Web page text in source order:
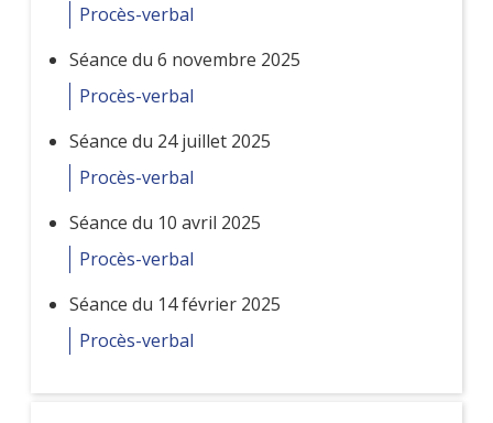
Procès-verbal
Séance du 6 novembre 2025
Procès-verbal
Séance du 24 juillet 2025
Procès-verbal
Séance du 10 avril 2025
Procès-verbal
Séance du 14 février 2025
Procès-verbal